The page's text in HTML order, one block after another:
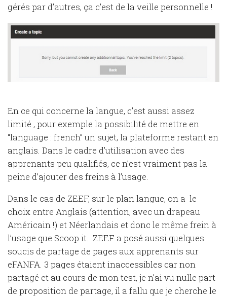
gérés par d’autres, ça c’est de la veille personnelle !
En ce qui concerne la langue, c’est aussi assez
limité , pour exemple la possibilité de mettre en
“language : french” un sujet, la plateforme restant en
anglais. Dans le cadre d’utilisation avec des
apprenants peu qualifiés, ce n’est vraiment pas la
peine d’ajouter des freins à l’usage.
Dans le cas de ZEEF, sur le plan langue, on a le
choix entre Anglais (attention, avec un drapeau
Américain !) et Néerlandais et donc le même frein à
l’usage que Scoop.it. ZEEF a posé aussi quelques
soucis de partage de pages aux apprenants sur
eFANFA. 3 pages étaient inaccessibles car non
partagé et au cours de mon test, je n’ai vu nulle part
de proposition de partage, il a fallu que je cherche le